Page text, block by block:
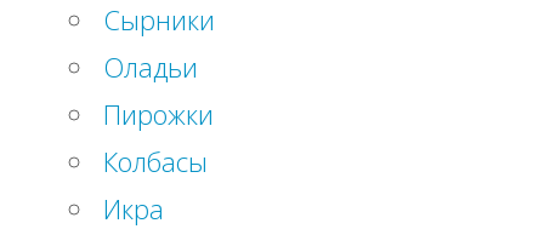
Сырники
Оладьи
Пирожки
Колбасы
Икра